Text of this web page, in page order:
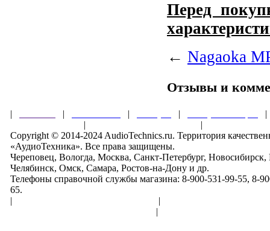
Перед
← Nagaoka
Отзывы и
| | | |
|
|
Copyright © 2014-2024 AudioTechnics.ru. Территория
«АудиоТехника». Все права защищены.
Череповец, Вологда, Москва, Санкт-Петербург,
Челябинск, Омск, Самара, Ростов-на-Дону и др.
Телефоны справочной службы магазина: 8-900-531-99-55, 8-
65.
|
|
|